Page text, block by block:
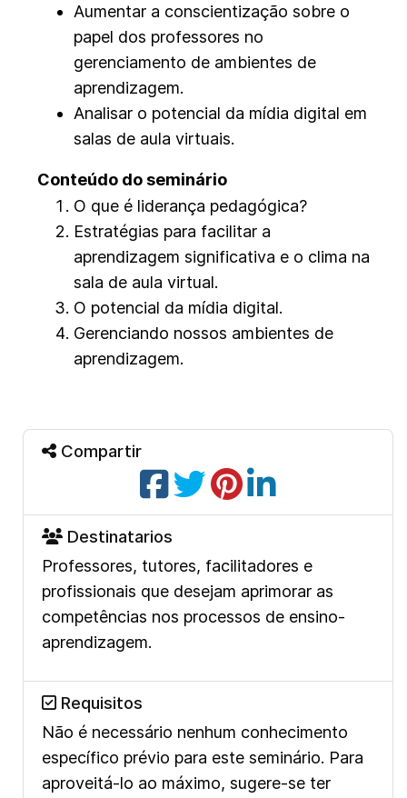
Aumentar a conscientização sobre o
papel dos professores no
gerenciamento de ambientes de
aprendizagem.
Analisar o potencial da mídia digital em
salas de aula virtuais.
Conteúdo do seminário
O que é liderança pedagógica?
Estratégias para facilitar a
aprendizagem significativa e o clima na
sala de aula virtual.
O potencial da mídia digital.
Gerenciando nossos ambientes de
aprendizagem.
Compartir
Destinatarios
Professores, tutores, facilitadores e
profissionais que desejam aprimorar as
competências nos processos de ensino-
aprendizagem.
Requisitos
Não é necessário nenhum conhecimento
específico prévio para este seminário. Para
aproveitá-lo ao máximo, sugere-se ter